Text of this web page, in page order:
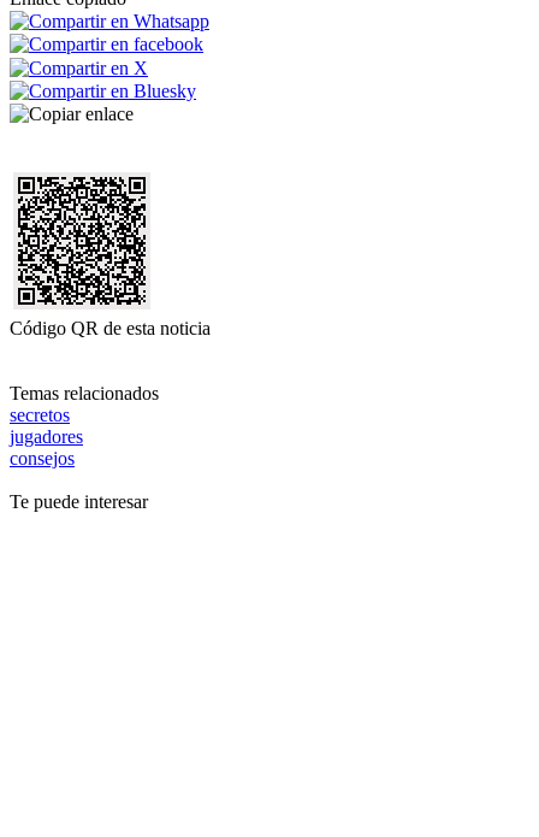
Código QR de esta noticia
Temas relacionados
secretos
jugadores
consejos
Te puede interesar